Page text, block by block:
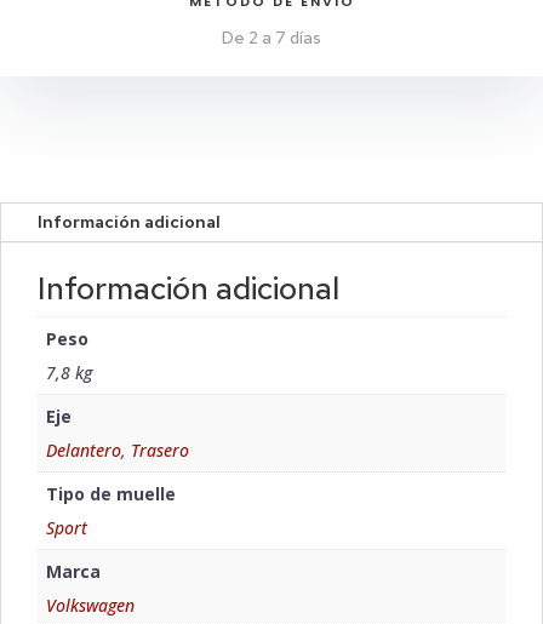
De 2 a 7 días
Información adicional
Información adicional
Peso
7,8 kg
Eje
Delantero, Trasero
Tipo de muelle
Sport
Marca
Volkswagen